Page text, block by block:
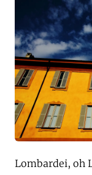
Lombardei, oh